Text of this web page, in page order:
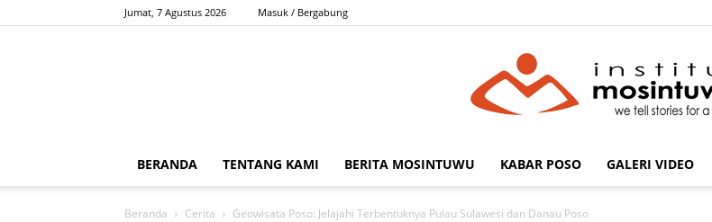
Jumat, 7 Agustus 2026 Masuk / Bergabung
BERANDA TENTANG KAMI BERITA MOSINTUWU KABAR POSO GALERI VIDEO
Beranda Cerita Geowisata Poso: Jelajahi Terbentuknya Pulau Sulawesi dan Danau Poso